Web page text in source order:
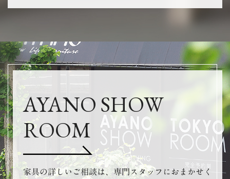
AYANO SHOW
ROOM
家具の詳しいご相談は、専門スタッフにおまかせく